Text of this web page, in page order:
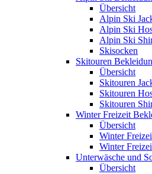
Übersicht
Alpin Ski
Alpin Ski
Alpin Ski
Skisocken
Skitouren
Übersicht
Skitouren
Skitouren
Skitouren
Winter Freizeit
Übersicht
Winter
Winter
Unterwäsche und
Übersicht